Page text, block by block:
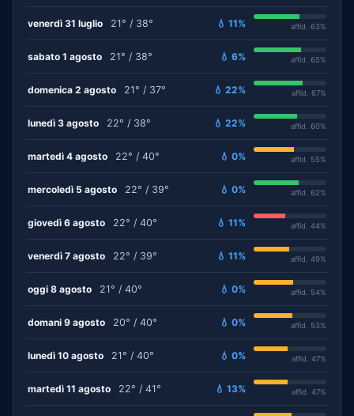
venerdì 31 luglio 21° / 38° 💧 11% affid. 63%
sabato 1 agosto 21° / 38° 💧 6% affid. 65%
domenica 2 agosto 21° / 37° 💧 22% affid. 67%
lunedì 3 agosto 22° / 38° 💧 22% affid. 60%
martedì 4 agosto 22° / 40° 💧 0% affid. 55%
mercoledì 5 agosto 22° / 39° 💧 0% affid. 62%
giovedì 6 agosto 22° / 40° 💧 11% affid. 44%
venerdì 7 agosto 22° / 39° 💧 11% affid. 49%
oggi 8 agosto 21° / 40° 💧 0% affid. 54%
domani 9 agosto 20° / 40° 💧 0% affid. 53%
lunedì 10 agosto 21° / 40° 💧 0% affid. 47%
martedì 11 agosto 22° / 41° 💧 13% affid. 47%